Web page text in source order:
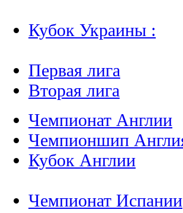
Кубок Украины :
Первая лига
Вторая лига
Чемпионат Англии
Чемпионшип
Кубок Англии
Чемпионат Испании